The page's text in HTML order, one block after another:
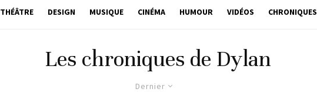
THÉÂTRE DESIGN MUSIQUE CINÉMA HUMOUR VIDÉOS CHRONIQUES
Les chroniques de Dylan
Dernier